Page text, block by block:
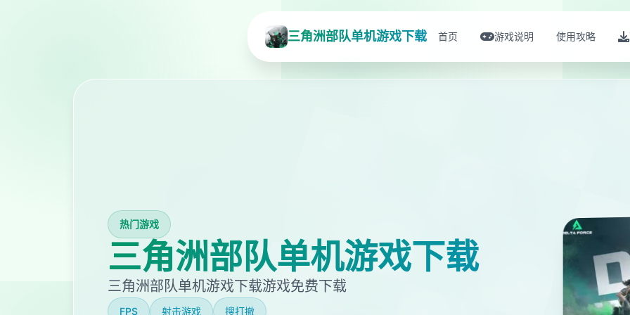
三角洲部队单机游戏下载 首页 游戏说明 使用攻略
热门游戏
三角洲部队单机游戏下载
三角洲部队单机游戏下载游戏免费下载
FPS 射击游戏 搜打撤